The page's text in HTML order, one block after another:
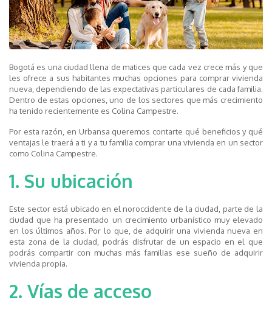
Bogotá es una ciudad llena de matices que cada vez crece más y que
les ofrece a sus habitantes muchas opciones para comprar vivienda
nueva, dependiendo de las expectativas particulares de cada familia.
Dentro de estas opciones, uno de los sectores que más crecimiento
ha tenido recientemente es Colina Campestre.
Por esta razón, en Urbansa queremos contarte qué beneficios y qué
ventajas le traerá a ti y a tu familia comprar una vivienda en un sector
como Colina Campestre.
1. Su ubicación
Este sector está ubicado en el noroccidente de la ciudad, parte de la
ciudad que ha presentado un crecimiento urbanístico muy elevado
en los últimos años. Por lo que, de adquirir una vivienda nueva en
esta zona de la ciudad, podrás disfrutar de un espacio en el que
podrás compartir con muchas más familias ese sueño de adquirir
vivienda propia.
2. Vías de acceso